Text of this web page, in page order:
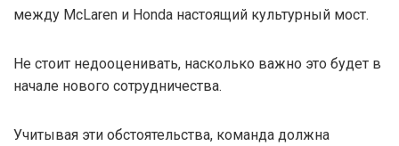
между McLaren и Honda настоящий культурный мост.
Не стоит недооценивать, насколько важно это будет в
начале нового сотрудничества.
Учитывая эти обстоятельства, команда должна